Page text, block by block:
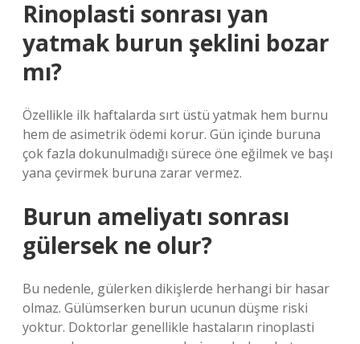
Rinoplasti sonrası yan
yatmak burun şeklini bozar
mı?
Özellikle ilk haftalarda sırt üstü yatmak hem burnu
hem de asimetrik ödemi korur. Gün içinde buruna
çok fazla dokunulmadığı sürece öne eğilmek ve başı
yana çevirmek buruna zarar vermez.
Burun ameliyatı sonrası
gülersek ne olur?
Bu nedenle, gülerken dikişlerde herhangi bir hasar
olmaz. Gülümserken burun ucunun düşme riski
yoktur. Doktorlar genellikle hastaların rinoplasti